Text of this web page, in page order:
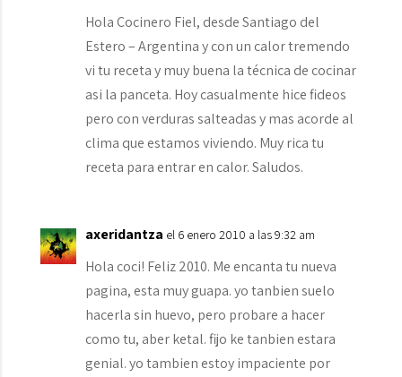
Hola Cocinero Fiel, desde Santiago del
Estero – Argentina y con un calor tremendo
vi tu receta y muy buena la técnica de cocinar
asi la panceta. Hoy casualmente hice fideos
pero con verduras salteadas y mas acorde al
clima que estamos viviendo. Muy rica tu
receta para entrar en calor. Saludos.
axeridantza el 6 enero 2010 a las 9:32 am
Hola coci! Feliz 2010. Me encanta tu nueva
pagina, esta muy guapa. yo tanbien suelo
hacerla sin huevo, pero probare a hacer
como tu, aber ketal. fijo ke tanbien estara
genial. yo tambien estoy impaciente por